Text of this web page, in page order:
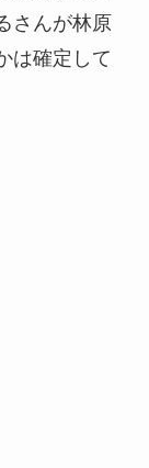
さんが林原
は確定して